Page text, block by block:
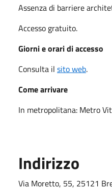
Assenza di barriere
Accesso gratuito.
Giorni e orari di accesso
Consulta il sito web.
Come arrivare
In metropolitana: Metro
Indirizzo
Via Moretto, 55, 25121